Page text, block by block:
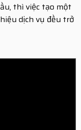
thì việc tạo một
dịch vụ đều trở